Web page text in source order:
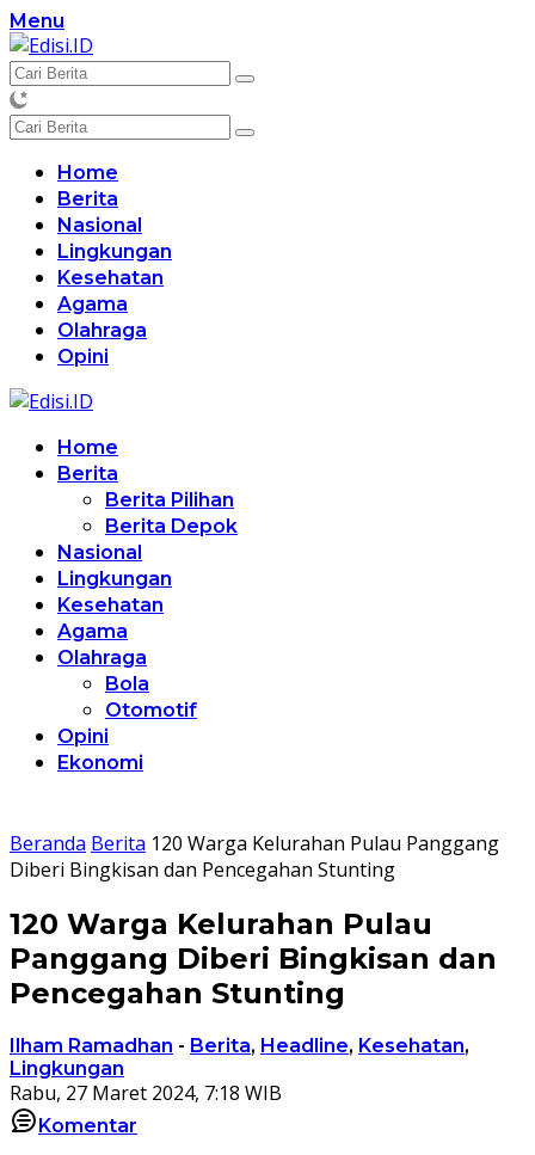
Langsung
ke
konten
Menu
Home
Berita
Nasional
Lingkungan
Kesehatan
Agama
Olahraga
Opini
Home
Berita
Berita Pilihan
Berita Depok
Nasional
Lingkungan
Kesehatan
Agama
Olahraga
Bola
Otomotif
Opini
Ekonomi
Beranda Berita 120 Warga Kelurahan Pulau Panggang
Diberi Bingkisan dan Pencegahan Stunting
120 Warga Kelurahan Pulau
Panggang Diberi Bingkisan dan
Pencegahan Stunting
Ilham Ramadhan - Berita, Headline, Kesehatan,
Lingkungan
Rabu, 27 Maret 2024, 7:18 WIB
Komentar